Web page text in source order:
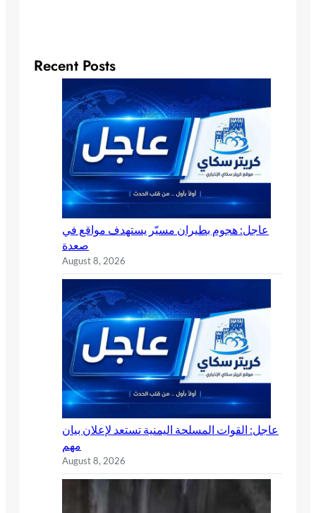
Recent Posts
عاجل: هجوم بطيران مسيّر يستهدف مواقع في
صعدة
August 8, 2026
عاجل: القوات المسلحة اليمنية تستعد لإعلان بيان
مهم
August 8, 2026